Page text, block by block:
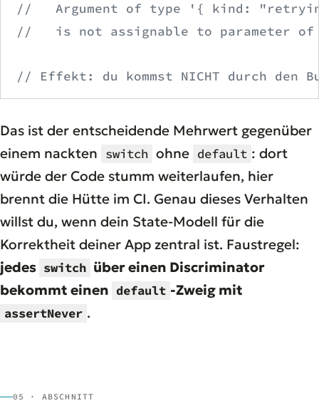
//   Argument of type '{ kind:
//   is not assignable to parameter
// Effekt: du kommst NICHT durch den
Das ist der entscheidende Mehrwert gegenüber
einem nackten switch ohne default : dort
würde der Code stumm weiterlaufen, hier
brennt die Hütte im CI. Genau dieses Verhalten
willst du, wenn dein State-Modell für die
Korrektheit deiner App zentral ist. Faustregel:
jedes switch über einen Discriminator
bekommt einen default -Zweig mit
assertNever .
05 · ABSCHNITT